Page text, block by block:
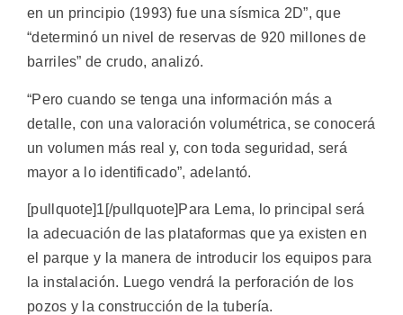
en un principio (1993) fue una sísmica 2D”, que
“determinó un nivel de reservas de 920 millones de
barriles” de crudo, analizó.
“Pero cuando se tenga una información más a
detalle, con una valoración volumétrica, se conocerá
un volumen más real y, con toda seguridad, será
mayor a lo identificado”, adelantó.
[pullquote]1[/pullquote]Para Lema, lo principal será
la adecuación de las plataformas que ya existen en
el parque y la manera de introducir los equipos para
la instalación. Luego vendrá la perforación de los
pozos y la construcción de la tubería.